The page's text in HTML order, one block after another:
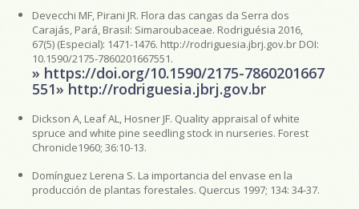
Devecchi MF, Pirani JR. Flora das cangas da Serra dos
Carajás, Pará, Brasil: Simaroubaceae. Rodriguésia 2016,
67(5) (Especial): 1471-1476. http://rodriguesia.jbrj.gov.br DOI:
10.1590/2175-7860201667551.
» https://doi.org/10.1590/2175-7860201667
551» http://rodriguesia.jbrj.gov.br
Dickson A, Leaf AL, Hosner JF. Quality appraisal of white
spruce and white pine seedling stock in nurseries. Forest
Chronicle1960; 36:10-13.
Domínguez Lerena S. La importancia del envase en la
producción de plantas forestales. Quercus 1997; 134: 34-37.